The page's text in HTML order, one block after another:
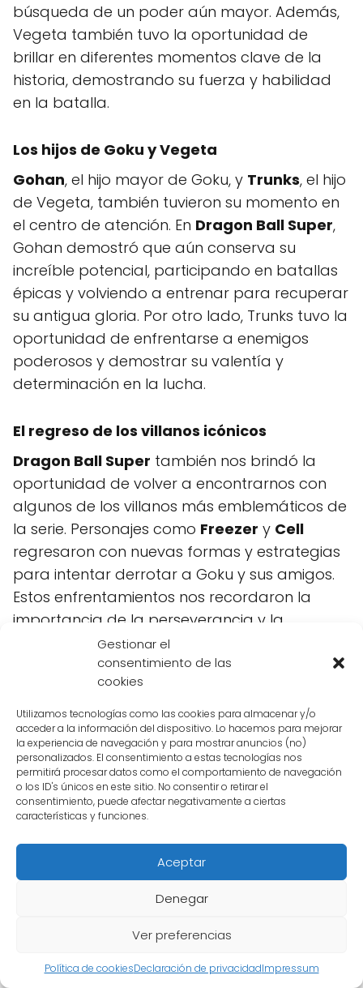
Gestionar el
consentimiento de las
cookies
Utilizamos tecnologías como las cookies para almacenar y/o
acceder a la información del dispositivo. Lo hacemos para mejorar
la experiencia de navegación y para mostrar anuncios (no)
personalizados. El consentimiento a estas tecnologías nos
permitirá procesar datos como el comportamiento de navegación
o los ID's únicos en este sitio. No consentir o retirar el
consentimiento, puede afectar negativamente a ciertas
características y funciones.
Aceptar
Denegar
Ver preferencias
Política de cookiesDeclaración de privacidadImpressum
búsqueda de un poder aún mayor. Además,
Vegeta también tuvo la oportunidad de
brillar en diferentes momentos clave de la
historia, demostrando su fuerza y habilidad
en la batalla.
Los hijos de Goku y Vegeta
Gohan, el hijo mayor de Goku, y Trunks, el hijo
de Vegeta, también tuvieron su momento en
el centro de atención. En Dragon Ball Super,
Gohan demostró que aún conserva su
increíble potencial, participando en batallas
épicas y volviendo a entrenar para recuperar
su antigua gloria. Por otro lado, Trunks tuvo la
oportunidad de enfrentarse a enemigos
poderosos y demostrar su valentía y
determinación en la lucha.
El regreso de los villanos icónicos
Dragon Ball Super también nos brindó la
oportunidad de volver a encontrarnos con
algunos de los villanos más emblemáticos de
la serie. Personajes como Freezer y Cell
regresaron con nuevas formas y estrategias
para intentar derrotar a Goku y sus amigos.
Estos enfrentamientos nos recordaron la
importancia de la perseverancia y la
superación personal en la lucha contra el
Nuevos aliados y enemigos
Además de los personajes conocidos,
Dragon Ball Superintrodujo una amplia
gama de nuevos aliados y enemigos. Desde
la raza de los dioses hasta los guerreros de
poderes únicos. Estos nuevos personajes
agregaron frescura y emoción a la serie,
expandiendo aún más el universo de
combate y crecimiento para los
protagonistas.